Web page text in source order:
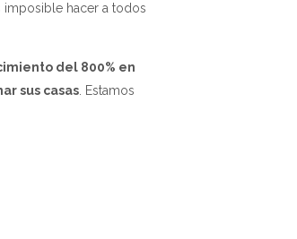
imposible hacer a todos
del 800% en
sus casas . Estamos